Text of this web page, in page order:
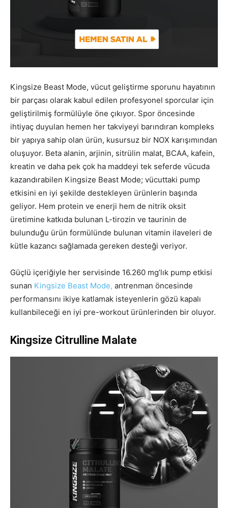
Kingsize Beast Mode, vücut geliştirme sporunu hayatının
bir parçası olarak kabul edilen profesyonel sporcular için
geliştirilmiş formülüyle öne çıkıyor. Spor öncesinde
ihtiyaç duyulan hemen her takviyeyi barındıran kompleks
bir yapıya sahip olan ürün, kusursuz bir NOX karışımından
oluşuyor. Beta alanin, arjinin, sitrülin malat, BCAA, kafein,
kreatin ve daha pek çok ha maddeyi tek seferde vücuda
kazandırabilen Kingsize Beast Mode; vücuttaki pump
etkisini en iyi şekilde destekleyen ürünlerin başında
geliyor. Hem protein ve enerji hem de nitrik oksit
üretimine katkıda bulunan L-tirozin ve taurinin de
bulunduğu ürün formülünde bulunan vitamin ilaveleri de
kütle kazancı sağlamada gereken desteği veriyor.
Güçlü içeriğiyle her servisinde 16.260 mg’lık pump etkisi
sunan Kingsize Beast Mode, antrenman öncesinde
performansını ikiye katlamak isteyenlerin gözü kapalı
kullanbileceği en iyi pre-workout ürünlerinden bir oluyor.
Kingsize Citrulline Malate